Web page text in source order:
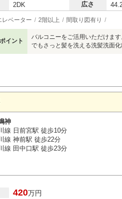
2DK 広さ
レベーター 2階以上 間取り図有り
イント
バルコニーをご活用いただけま
でもさっと髪を洗える洗髪洗面
神
線 日前宮駅 徒歩10分
線 神前駅 徒歩22分
線 田中口駅 徒歩23分
420万円